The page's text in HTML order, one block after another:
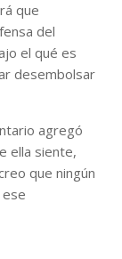
que
del
el qué es
desembolsar
agregó
ella siente,
que ningún